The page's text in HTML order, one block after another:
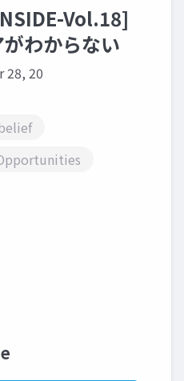
Vol.18]
わからない
28, 20